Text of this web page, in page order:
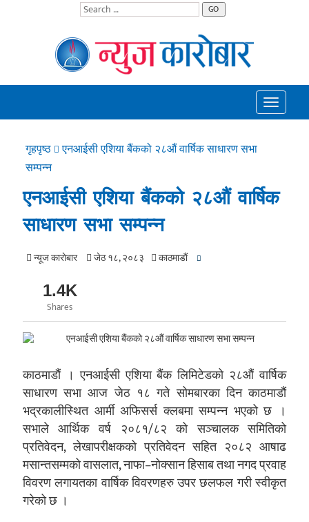
GO
Toggle
गृहपृष्ठ एनआईसी एशिया बैंकको २८औं वार्षिक साधारण सभा
सम्पन्न
एनआईसी एशिया बैंकको २८औं वार्षिक
साधारण सभा सम्पन्न
न्यूज काराेबार जेठ १८, २०८३ काठमाडाैं
1.4K
Shares
काठमाडौं । एनआईसी एशिया बैंक लिमिटेडको २८औं वार्षिक
साधारण सभा आज जेठ १८ गते सोमबारका दिन काठमाडौं
भद्रकालीस्थित आर्मी अफिसर्स क्लबमा सम्पन्न भएको छ ।
सभाले आर्थिक वर्ष २०८१/८२ को सञ्चालक समितिको
प्रतिवेदन, लेखापरीक्षकको प्रतिवेदन सहित २०८२ आषाढ
मसान्तसम्मको वासलात, नाफा–नोक्सान हिसाब तथा नगद प्रवाह
विवरण लगायतका वार्षिक विवरणहरु उपर छलफल गरी स्वीकृत
गरेको छ ।